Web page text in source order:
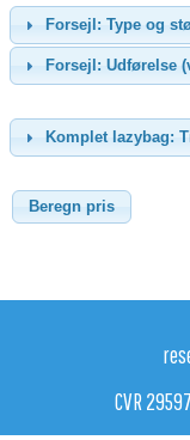
Forsejl: Type og
Forsejl: Udførelse
Komplet lazybag:
CVR